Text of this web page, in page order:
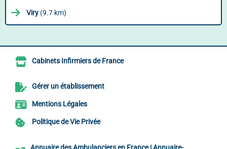
Viry (9.7 km)
Cabinets Infirmiers de France
Gérer un établissement
Mentions Légales
Politique de Vie Privée